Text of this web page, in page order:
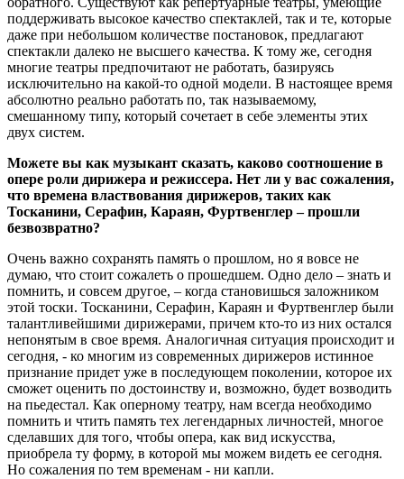
поддерживать высокое качество спектаклей, так и те, которые
даже при небольшом количестве постановок, предлагают
спектакли далеко не высшего качества. К тому же, сегодня
многие театры предпочитают не работать, базируясь
исключительно на какой-то одной модели. В настоящее время
абсолютно реально работать по, так называемому,
смешанному типу, который сочетает в себе элементы этих
двух систем.
Можете вы как музыкант сказать, каково соотношение в
опере роли дирижера и режиссера. Нет ли у вас сожаления,
что времена властвования дирижеров, таких как
Тосканини, Серафин, Караян, Фуртвенглер – прошли
безвозвратно?
Очень важно сохранять память о прошлом, но я вовсе не
думаю, что стоит сожалеть о прошедшем. Одно дело – знать и
помнить, и совсем другое, – когда становишься заложником
этой тоски. Тосканини, Серафин, Караян и Фуртвенглер были
талантливейшими дирижерами, причем кто-то из них остался
непонятым в свое время. Аналогичная ситуация происходит и
сегодня, - ко многим из современных дирижеров истинное
признание придет уже в последующем поколении, которое их
сможет оценить по достоинству и, возможно, будет возводить
на пьедестал. Как оперному театру, нам всегда необходимо
помнить и чтить память тех легендарных личностей, многое
сделавших для того, чтобы опера, как вид искусства,
приобрела ту форму, в которой мы можем видеть ее сегодня.
Но сожаления по тем временам - ни капли.